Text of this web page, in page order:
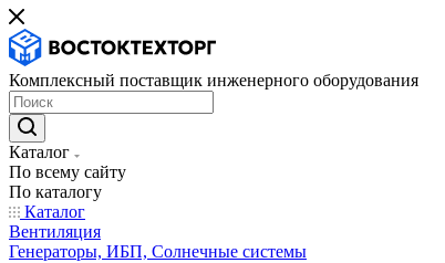
Комплексный поставщик инженерного оборудования
Каталог
По всему сайту
По каталогу
Каталог
Вентиляция
Генераторы, ИБП, Солнечные системы